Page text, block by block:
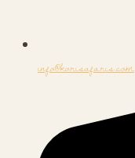
info@korisafaris.com